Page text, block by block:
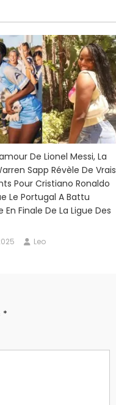
De Lionel Messi, La
Sapp Révèle De Vrais
Pour Cristiano Ronaldo
Le Portugal A Battu
En Finale De La Ligue Des
Leo
*